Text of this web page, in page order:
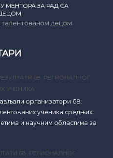
МЕНТОРА ЗА РАД СА
талентованом децом
68. РЕГИОНАЛНОГ
УЧЕНИКА
организатори 68.
ученика средњих
и научним областима за
68. РЕГИОНАЛНОГ